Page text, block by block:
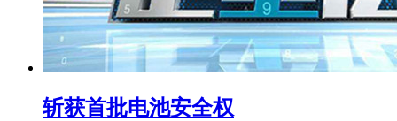
斩获首批电池安全权